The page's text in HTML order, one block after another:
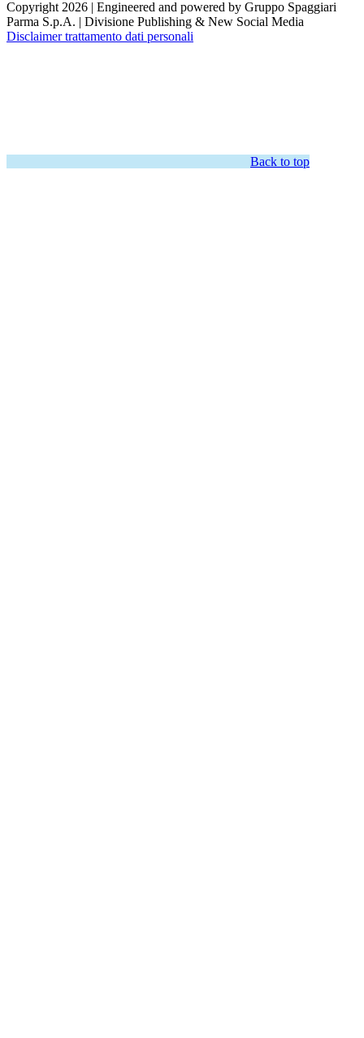
Copyright 2026 | Engineered and powered by Gruppo Spaggiari
Parma S.p.A. | Divisione Publishing & New Social Media
Disclaimer trattamento dati personali
Back to top